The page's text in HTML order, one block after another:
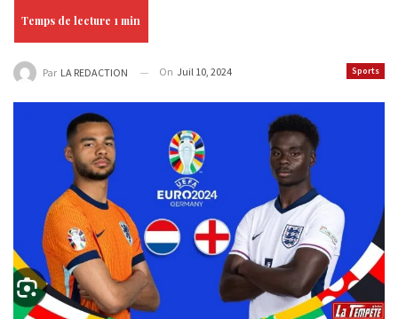
Sports
Par LA REDACTION On Juil 10, 2024